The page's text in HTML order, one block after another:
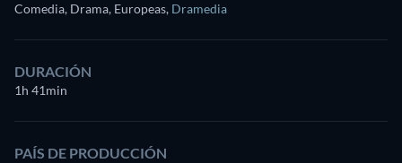
Comedia, Drama, Europeas, Dramedia
DURACIÓN
1h 41min
PAÍS DE PRODUCCIÓN